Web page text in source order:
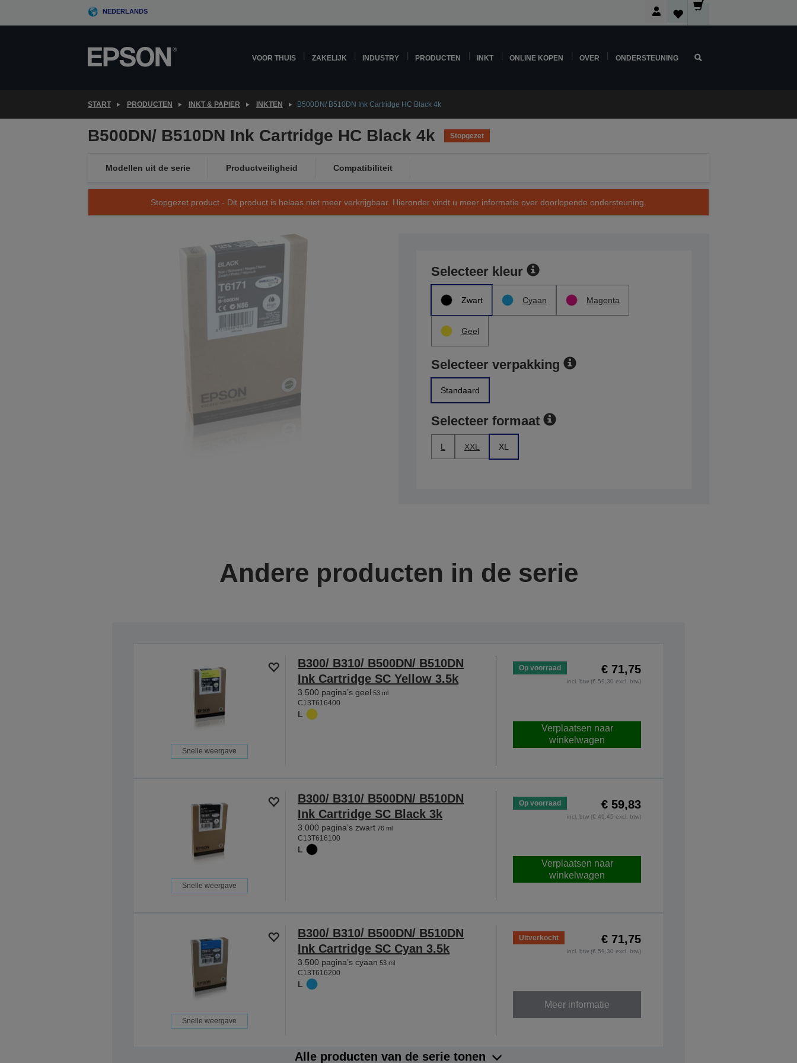
NEDERLANDS
VOOR THUIS ZAKELIJK INDUSTRY PRODUCTEN INKT ONLINE KOPEN OVER ONDERSTEUNING
START PRODUCTEN INKT & PAPIER INKTEN B500DN/ B510DN Ink Cartridge HC Black 4k
B500DN/ B510DN Ink Cartridge HC Black 4k Stopgezet
Modellen uit de serie Productveiligheid Compatibiliteit
Stopgezet product - Dit product is helaas niet meer verkrijgbaar. Hieronder vindt u meer informatie over doorlopende ondersteuning.
Selecteer kleur
Zwart Cyaan Magenta
Geel
Selecteer verpakking
Standaard
Selecteer formaat
L XXL XL
Andere producten in de serie
Snelle weergave
B300/ B310/ B500DN/ B510DN
Ink Cartridge SC Yellow 3.5k
3.500 pagina’s geel 53 ml
C13T616400
L
Op voorraad € 71,75
incl. btw (€ 59,30 excl. btw)
Verplaatsen naar
winkelwagen
Snelle weergave
B300/ B310/ B500DN/ B510DN
Ink Cartridge SC Black 3k
3.000 pagina’s zwart 76 ml
C13T616100
L
Op voorraad € 59,83
incl. btw (€ 49,45 excl. btw)
Verplaatsen naar
winkelwagen
Snelle weergave
B300/ B310/ B500DN/ B510DN
Ink Cartridge SC Cyan 3.5k
3.500 pagina’s cyaan 53 ml
C13T616200
L
Uitverkocht € 71,75
incl. btw (€ 59,30 excl. btw)
Meer informatie
Alle producten van de serie tonen